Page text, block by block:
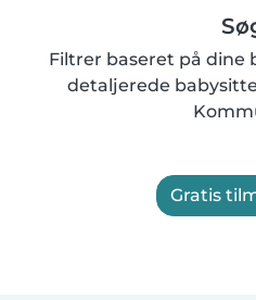
Filtrer baseret på dine
detaljerede
Gratis